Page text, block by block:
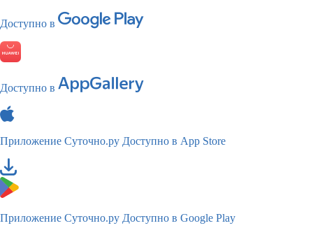
Доступно в
Доступно в
Приложение Суточно.ру Доступно в App Store
Приложение Суточно.ру Доступно в Google Play